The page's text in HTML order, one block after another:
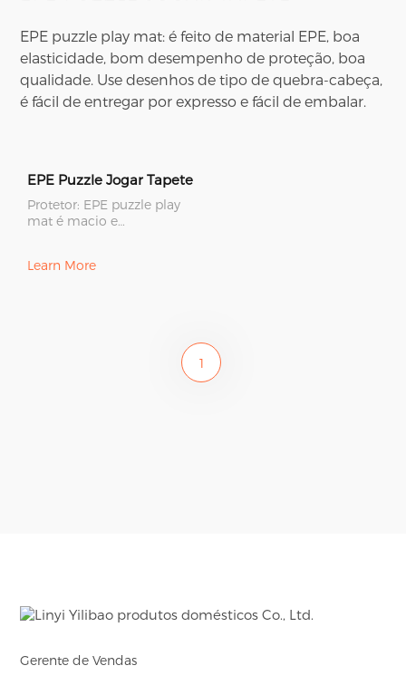
EPE puzzle play mat: é feito de material EPE, boa
elasticidade, bom desempenho de proteção, boa
qualidade. Use desenhos de tipo de quebra-cabeça,
é fácil de entregar por expresso e fácil de embalar.
EPE Puzzle Jogar Tapete
Protetor: EPE puzzle play
mat é macio e
com segurança
Learn More
1
Gerente de Vendas